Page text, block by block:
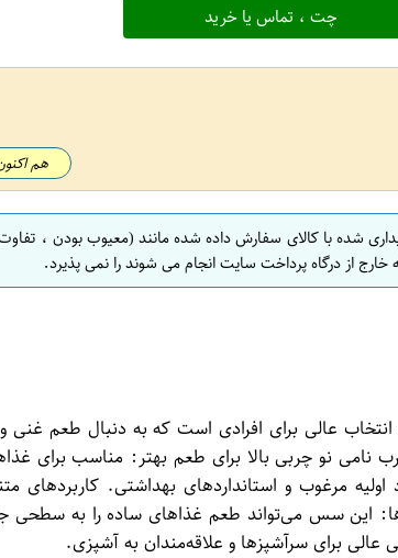
چت ، تماس یا خرید
هم
شده با کالای سفارش داده شده مانند (معیوب بودن ،
از درگاه پرداخت سایت انجام می شوند را نمی پذیرد.
طعمی غنی و لذیذ برای غذاهای شما سس مایونز پرچرب 475 گرمی نامی نو یک انتخاب عالی برای
نو چربی بالا برای طعم بهتر: مناسب برای
شده با مواد اولیه مرغوب و استانداردهای بهداشتی.
این سس می‌تواند طعم غذاهای ساده را به سطحی
برای سرآشپزها و علاقه‌مندان به آشپزی.